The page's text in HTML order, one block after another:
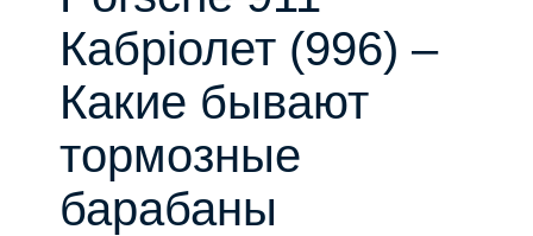
Кабріолет (996) –
Какие бывают
тормозные
барабаны